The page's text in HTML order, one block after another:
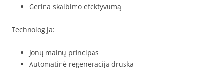
Gerina skalbimo efektyvumą
Technologija:
Jonų mainų principas
Automatinė regeneracija druska